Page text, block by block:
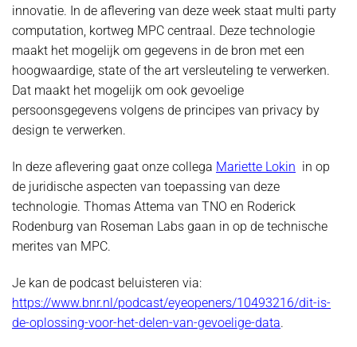
innovatie. In de aflevering van deze week staat multi party
computation, kortweg MPC centraal. Deze technologie
maakt het mogelijk om gegevens in de bron met een
hoogwaardige, state of the art versleuteling te verwerken.
Dat maakt het mogelijk om ook gevoelige
persoonsgegevens volgens de principes van privacy by
design te verwerken.
In deze aflevering gaat onze collega Mariette Lokin in op
de juridische aspecten van toepassing van deze
technologie. Thomas Attema van TNO en Roderick
Rodenburg van Roseman Labs gaan in op de technische
merites van MPC.
Je kan de podcast beluisteren via:
https://www.bnr.nl/podcast/eyeopeners/10493216/dit-is-
de-oplossing-voor-het-delen-van-gevoelige-data.